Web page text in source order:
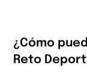
¿Cómo
Reto